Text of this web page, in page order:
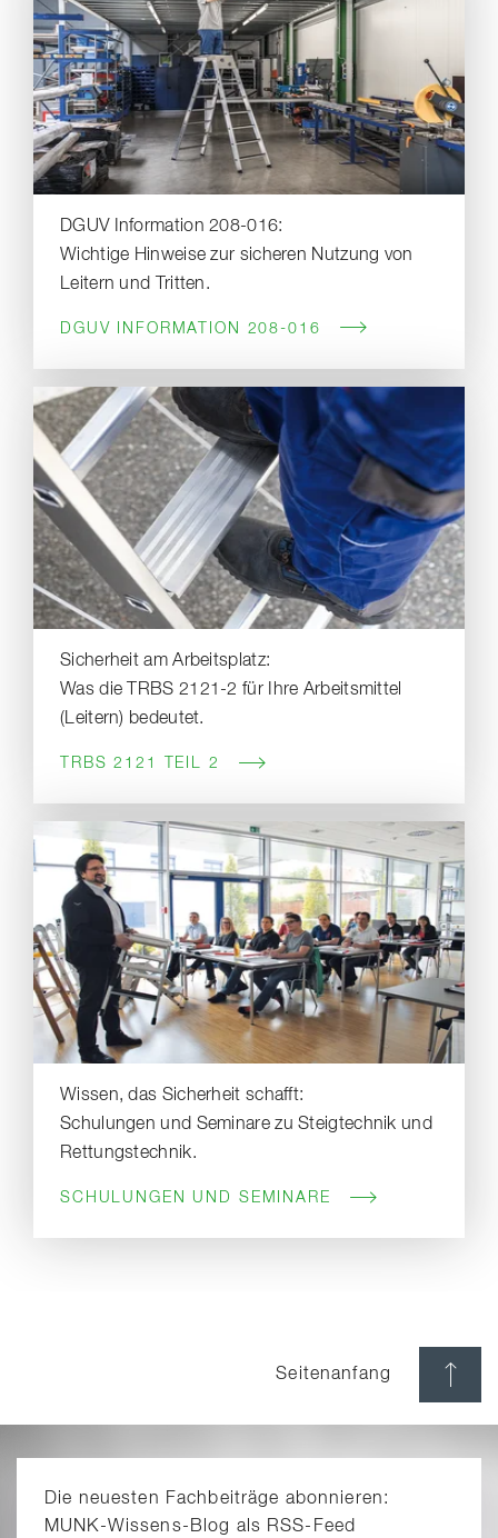
DGUV Information 208-016:
Wichtige Hinweise zur sicheren Nutzung von
Leitern und Tritten.
DGUV INFORMATION 208-016
Sicherheit am Arbeitsplatz:
Was die TRBS 2121-2 für Ihre Arbeitsmittel
(Leitern) bedeutet.
TRBS 2121 TEIL 2
Wissen, das Sicherheit schafft:
Schulungen und Seminare zu Steigtechnik und
Rettungstechnik.
SCHULUNGEN UND SEMINARE
Seitenanfang
Die neuesten Fachbeiträge abonnieren:
MUNK-Wissens-Blog als RSS-Feed